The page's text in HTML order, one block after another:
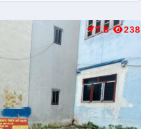
T.B 238